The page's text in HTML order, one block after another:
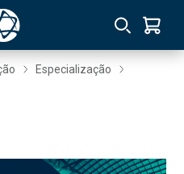
Especialização